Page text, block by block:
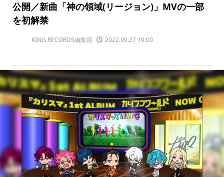
公開／新曲「神の領域(リージョン)」MVの一部
を初解禁
KING RECORDS編集部 2022.09.27 19:00